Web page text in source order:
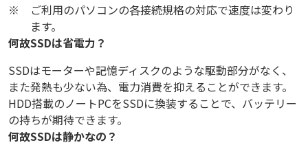
※
ご利用のパソコンの各接続規格の対応で速度は変わり
ます。
何故SSDは省電力？
SSDはモーターや記憶ディスクのような駆動部分がなく、
また発熱も少ない為、電力消費を抑えることができます。
HDD搭載のノートPCをSSDに換装することで、バッテリー
の持ちが期待できます。
何故SSDは静かなの？